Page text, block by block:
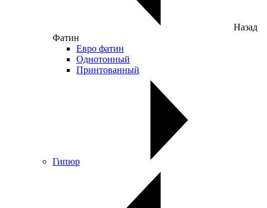
Назад
Фатин
Евро фатин
Однотонный
Принтованный
Гипюр